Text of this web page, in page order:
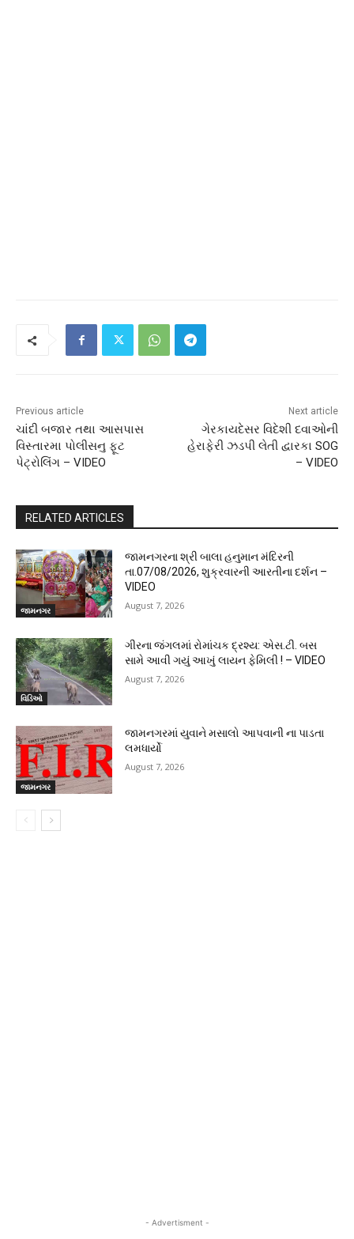
Previous article
ચાંદી બજાર તથા આસપાસ
વિસ્તારમા પોલીસનુ ફૂટ
પેટ્રોલિંગ – VIDEO
Next article
ગેરકાયદેસર વિદેશી દવાઓની
હેરાફેરી ઝડપી લેતી દ્વારકા SOG
– VIDEO
RELATED ARTICLES
જામનગર
જામનગરના શ્રી બાલા હનુમાન મંદિરની
તા.07/08/2026, શુક્રવારની આરતીના દર્શન –
VIDEO
August 7, 2026
વિડિઓ
ગીરના જંગલમાં રોમાંચક દ્રશ્ય: એસ.ટી. બસ
સામે આવી ગયું આખું લાયન ફેમિલી ! – VIDEO
August 7, 2026
જામનગર
જામનગરમાં યુવાને મસાલો આપવાની ના પાડતા
લમધાર્યો
August 7, 2026
- Advertisment -